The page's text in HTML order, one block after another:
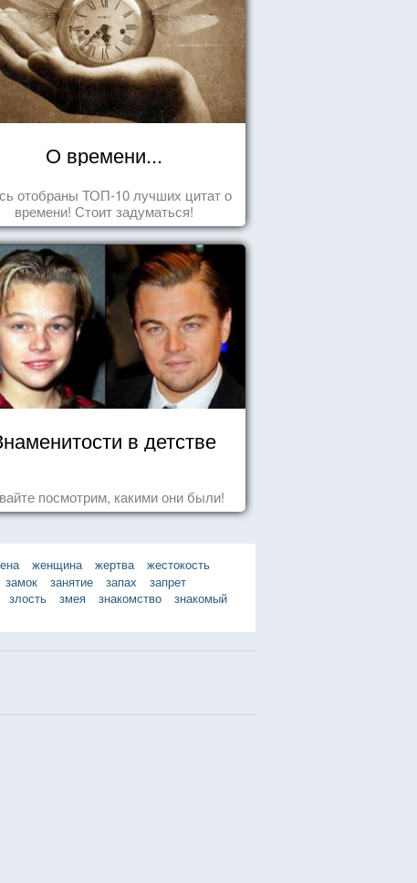
О времени...
отобраны ТОП-10 лучших цитат о
времени! Стоит задуматься!
в детстве
посмотрим, какими они были!
женщина жертва
жестокость
замок занятие запах
запрет
злость змея знакомство
знакомый